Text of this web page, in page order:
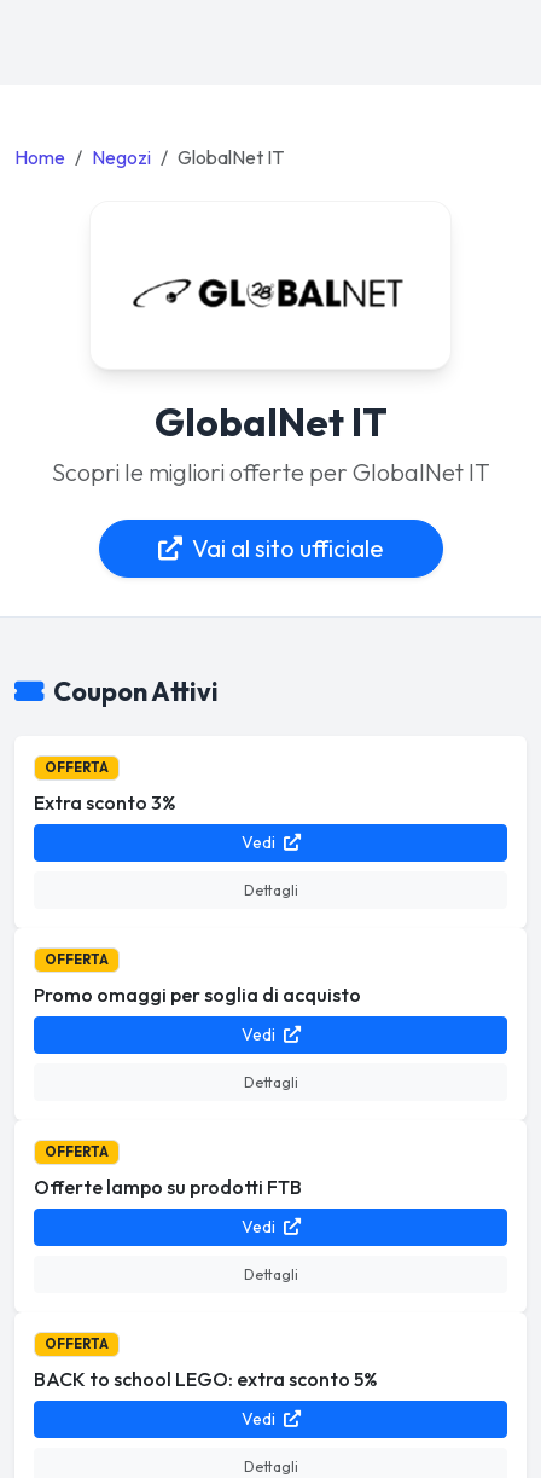
Home Negozi GlobalNet IT
GlobalNet IT
Scopri le migliori offerte per GlobalNet IT
Vai al sito ufficiale
Coupon Attivi
OFFERTA
Extra sconto 3%
Vedi
Dettagli
OFFERTA
Promo omaggi per soglia di acquisto
Vedi
Dettagli
OFFERTA
Offerte lampo su prodotti FTB
Vedi
Dettagli
OFFERTA
BACK to school LEGO: extra sconto 5%
Vedi
Dettagli